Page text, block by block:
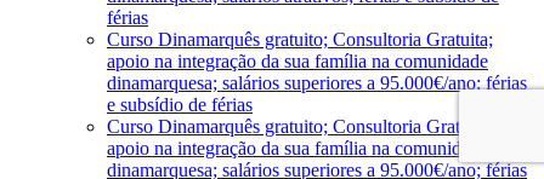
férias
Curso Dinamarquês gratuito; Consultoria Gratuita;
apoio na integração da sua família na comunidade
dinamarquesa; salários superiores a 95.000€/ano; férias
e subsídio de férias
Curso Dinamarquês gratuito; Consultoria Gratuita;
apoio na integração da sua família na comunidade
dinamarquesa; salários superiores a 95.000€/ano; férias